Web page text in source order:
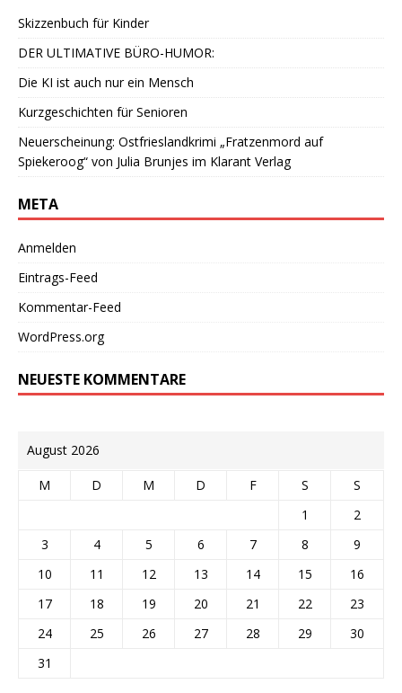
Skizzenbuch für Kinder
DER ULTIMATIVE BÜRO-HUMOR:
Die KI ist auch nur ein Mensch
Kurzgeschichten für Senioren
Neuerscheinung: Ostfrieslandkrimi „Fratzenmord auf
Spiekeroog“ von Julia Brunjes im Klarant Verlag
META
Anmelden
Eintrags-Feed
Kommentar-Feed
WordPress.org
NEUESTE KOMMENTARE
August 2026
M D M D F S
S
1
2
3
4 5 6 7 8
9
10
11 12 13 14 15
16
17
18 19 20 21 22
23
24
25 26 27 28 29
30
31